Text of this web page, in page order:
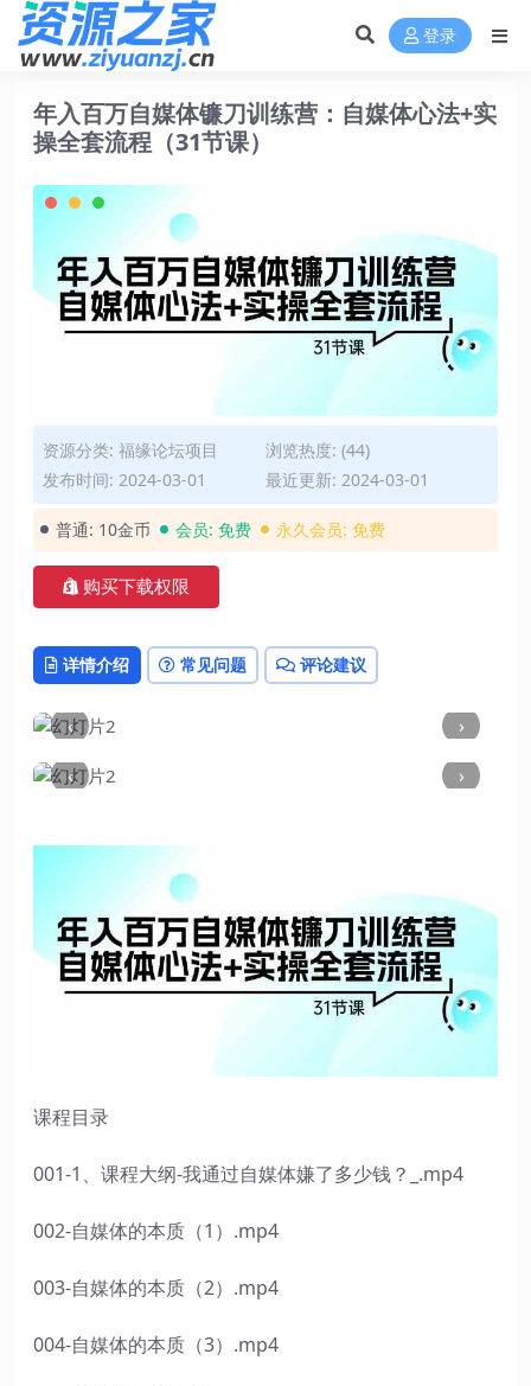
登录
年入百万自媒体镰刀训练营：自媒体心法+实
操全套流程（31节课）
资源分类: 福缘论坛项目
浏览热度: (44)
发布时间: 2024-03-01
最近更新: 2024-03-01
普通: 10金币 会员: 免费 永久会员: 免费
购买下载权限
详情介绍 常见问题 评论建议
‹
›
‹
›
课程目录
001-1、课程大纲-我通过自媒体嫌了多少钱？_.mp4
002-自媒体的本质（1）.mp4
003-自媒体的本质（2）.mp4
004-自媒体的本质（3）.mp4